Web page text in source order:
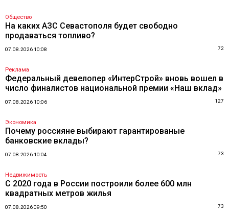
Общество
На каких АЗС Севастополя будет свободно
продаваться топливо?
07.08.2026 10:08 72
Реклама
Федеральный девелопер «ИнтерСтрой» вновь вошел в
число финалистов национальной премии «Наш вклад»
07.08.2026 10:06 127
Экономика
Почему россияне выбирают гарантированые
банковские вклады?
07.08.2026 10:04 73
Недвижимость
С 2020 года в России построили более 600 млн
квадратных метров жилья
07.08.2026 09:50 73